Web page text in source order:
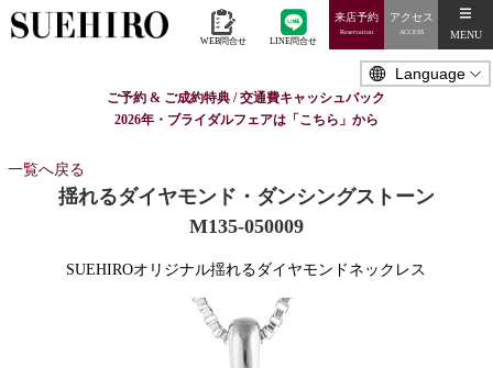
WEB問合せ LINE問合せ
来店予約
Reservation
アクセス
ACCESS MENU
ご予約 & ご成約特典 / 交通費キャッシュバック
2026年・ブライダルフェアは「こちら」から
一覧へ戻る
揺れるダイヤモンド・ダンシングストーン
M135-050009
SUEHIROオリジナル揺れるダイヤモンドネックレス